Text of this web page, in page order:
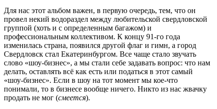
Для нас этот альбом важен, в первую очередь, тем, что он
провел некий водораздел между любительской свердловской
группой (хоть и с определенным багажом) и
профессиональным коллективом. К концу 91-го года
изменилась страна, появился другой флаг и гимн, а город
Свердловск стал Екатеринбургом. Все чаще стало звучать
слово «шоу-бизнес», а мы стали себе задавать вопрос: что нам
делать, оставлять всё как есть или податься в этот самый
«шоу-бизнес». Если в шоу на тот момент мы кое-что
понимали, то в бизнесе вообще ничего. Никто из нас жвачку
продать не мог (смеется).